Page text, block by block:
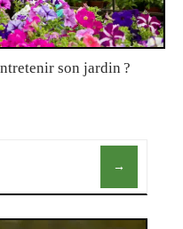
son jardin ?